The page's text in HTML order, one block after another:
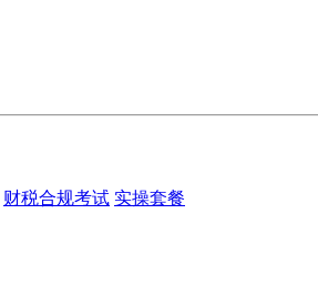
财税合规考试 实操套餐